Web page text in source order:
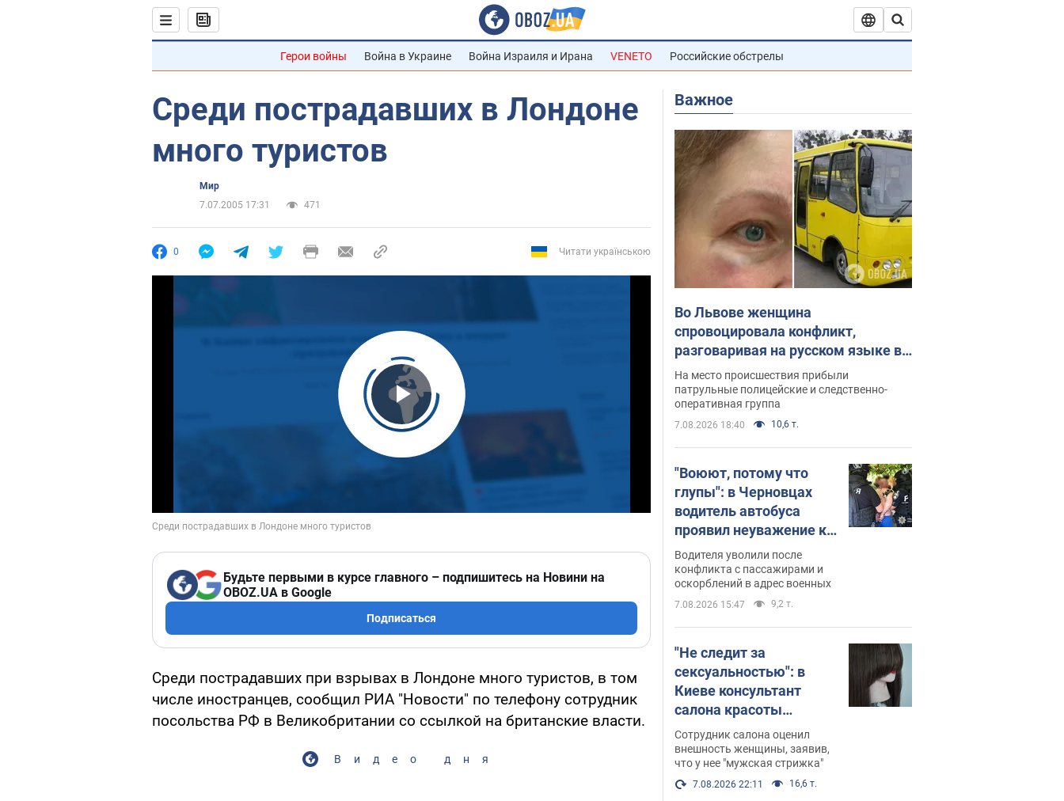
Герои войны Война в Украине Война Израиля и Ирана VENETO Российские обстрелы
Среди пострадавших в Лондоне
много туристов
Мир
7.07.2005 17:31
471
0 Читати українською
Play Video
Будьте первыми в курсе главного – подпишитесь на Новини на
OBOZ.UA в Google
Подписаться
Среди пострадавших при взрывах в Лондоне много туристов, в том
числе иностранцев, сообщил РИА "Новости" по телефону сотрудник
посольства РФ в Великобритании со ссылкой на британские власти.
Видео дня
Важное
Во Львове женщина
спровоцировала конфликт,
разговаривая на русском языке в
маршрутке: полиция составила
административный протокол.
Видео
На место происшествия прибыли
патрульные полицейские и следственно-
оперативная группа
7.08.2026 18:40 10,6 т.
"Воюют, потому что
глупы": в Черновцах
водитель автобуса
проявил неуважение к
украинским военным и
поплатился за это.
Видео
Водителя уволили после
конфликта с пассажирами и
оскорблений в адрес военных
7.08.2026 15:47 9,2 т.
"Не следит за
сексуальностью": в
Киеве консультант
салона красоты
оскорбил женщину
после химиотерапии,
разгорелся скандал.
Фото
Сотрудник салона оценил
внешность женщины, заявив,
что у нее "мужская стрижка"
7.08.2026 22:11 16,6 т.